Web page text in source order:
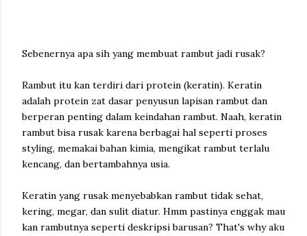
Sebenernya apa sih yang membuat rambut jadi rusak?
Rambut itu kan terdiri dari protein (keratin). Keratin
adalah protein zat dasar penyusun lapisan rambut dan
berperan penting dalam keindahan rambut. Naah, keratin
rambut bisa rusak karena berbagai hal seperti proses
styling, memakai bahan kimia, mengikat rambut terlalu
kencang, dan bertambahnya usia.
Keratin yang rusak menyebabkan rambut tidak sehat,
kering, megar, dan sulit diatur. Hmm pastinya enggak mau
kan rambutnya seperti deskripsi barusan? That's why aku